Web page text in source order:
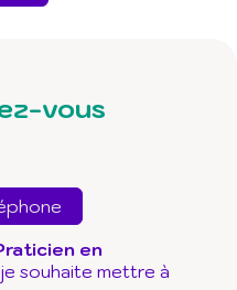
vous
en
souhaite mettre à